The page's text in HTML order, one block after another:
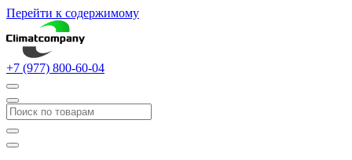
Перейти к содержимому
+7 (977) 800-60-04